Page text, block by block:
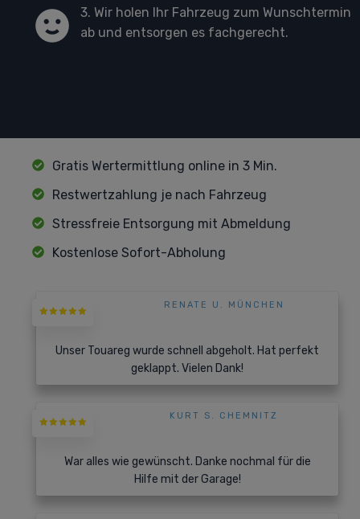
3. Wir holen Ihr Fahrzeug zum Wunschtermin
ab und entsorgen es fachgerecht.
Gratis Wertermittlung online in 3 Min.
Restwertzahlung je nach Fahrzeug
Stressfreie Entsorgung mit Abmeldung
Kostenlose Sofort-Abholung
RENATE U. MÜNCHEN
Unser Touareg wurde schnell abgeholt. Hat perfekt
geklappt. Vielen Dank!
KURT S. CHEMNITZ
War alles wie gewünscht. Danke nochmal für die
Hilfe mit der Garage!